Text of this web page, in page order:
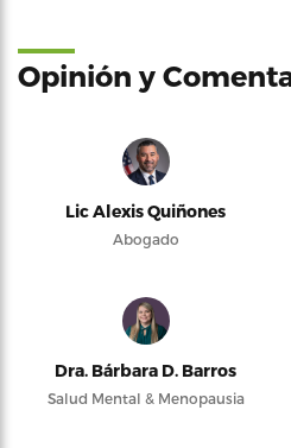
Opinión y
Lic Alexis Quiñones
Abogado
Dra. Bárbara D. Barros
Salud Mental & Menopausia